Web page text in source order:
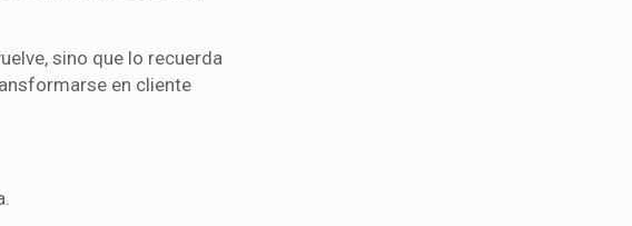
sino que lo recuerda
en cliente